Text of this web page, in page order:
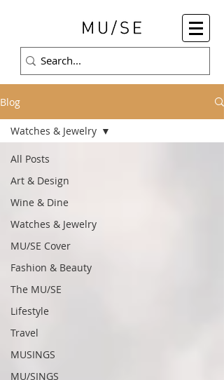
Blog
All Posts
Art & Design
Wine & Dine
Watches & Jewelry
MU/SE Cover
Fashion & Beauty
The MU/SE
Lifestyle
Travel
MUSINGS
MU/SINGS
Watches & Jewelry